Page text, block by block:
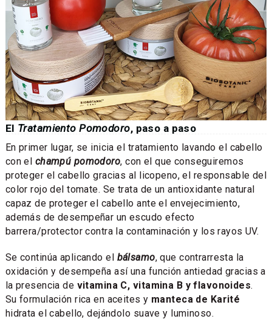
El Tratamiento Pomodoro, paso a paso
En primer lugar, se inicia el tratamiento lavando el cabello
con el champú pomodoro, con el que conseguiremos
proteger el cabello gracias al licopeno, el responsable del
color rojo del tomate. Se trata de un antioxidante natural
capaz de proteger el cabello ante el envejecimiento,
además de desempeñar un escudo efecto
barrera/protector contra la contaminación y los rayos UV.
Se continúa aplicando el bálsamo, que contrarresta la
oxidación y desempeña así una función antiedad gracias a
la presencia de vitamina C, vitamina B y flavonoides.
Su formulación rica en aceites y manteca de Karité
hidrata el cabello, dejándolo suave y luminoso.